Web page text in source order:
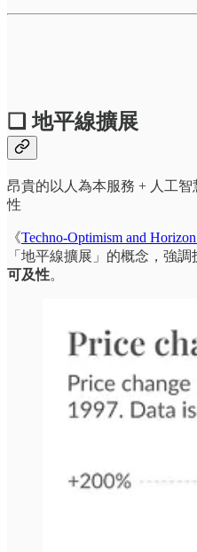
❏ 地平線擴展
昂貴的以人為本服務 + 人工
性
《Techno-Optimism and
「地平線擴展」的概念，強
可及性。